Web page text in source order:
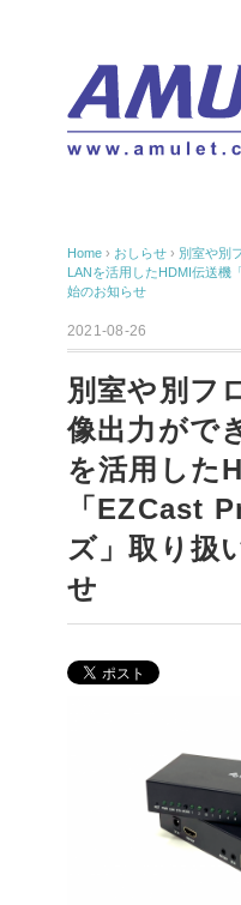
Home › おしらせ › 別室や別
LANを活用したHDMI伝送機
始のお知らせ
2021-08-26
別室や別フ
像出力がで
を活用した
「EZCast
ズ」取り扱
せ